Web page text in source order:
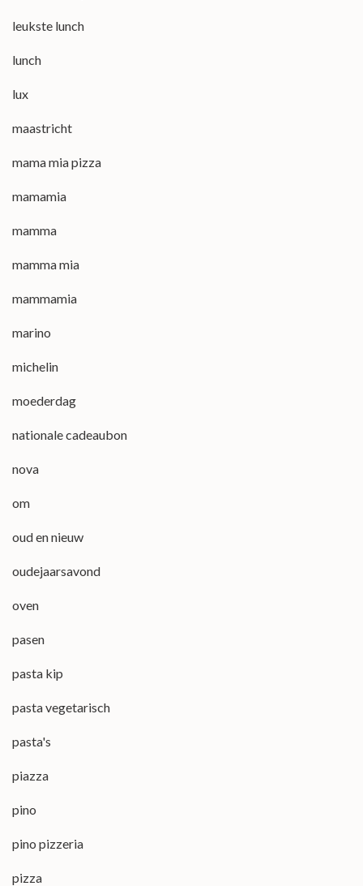
leukste lunch
lunch
lux
maastricht
mama mia pizza
mamamia
mamma
mamma mia
mammamia
marino
michelin
moederdag
nationale cadeaubon
nova
om
oud en nieuw
oudejaarsavond
oven
pasen
pasta kip
pasta vegetarisch
pasta's
piazza
pino
pino pizzeria
pizza